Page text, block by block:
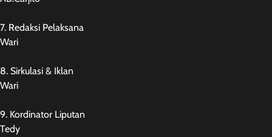
7. Redaksi Pelaksana
Wari
8. Sirkulasi & Iklan
Wari
9. Kordinator Liputan
Tedy